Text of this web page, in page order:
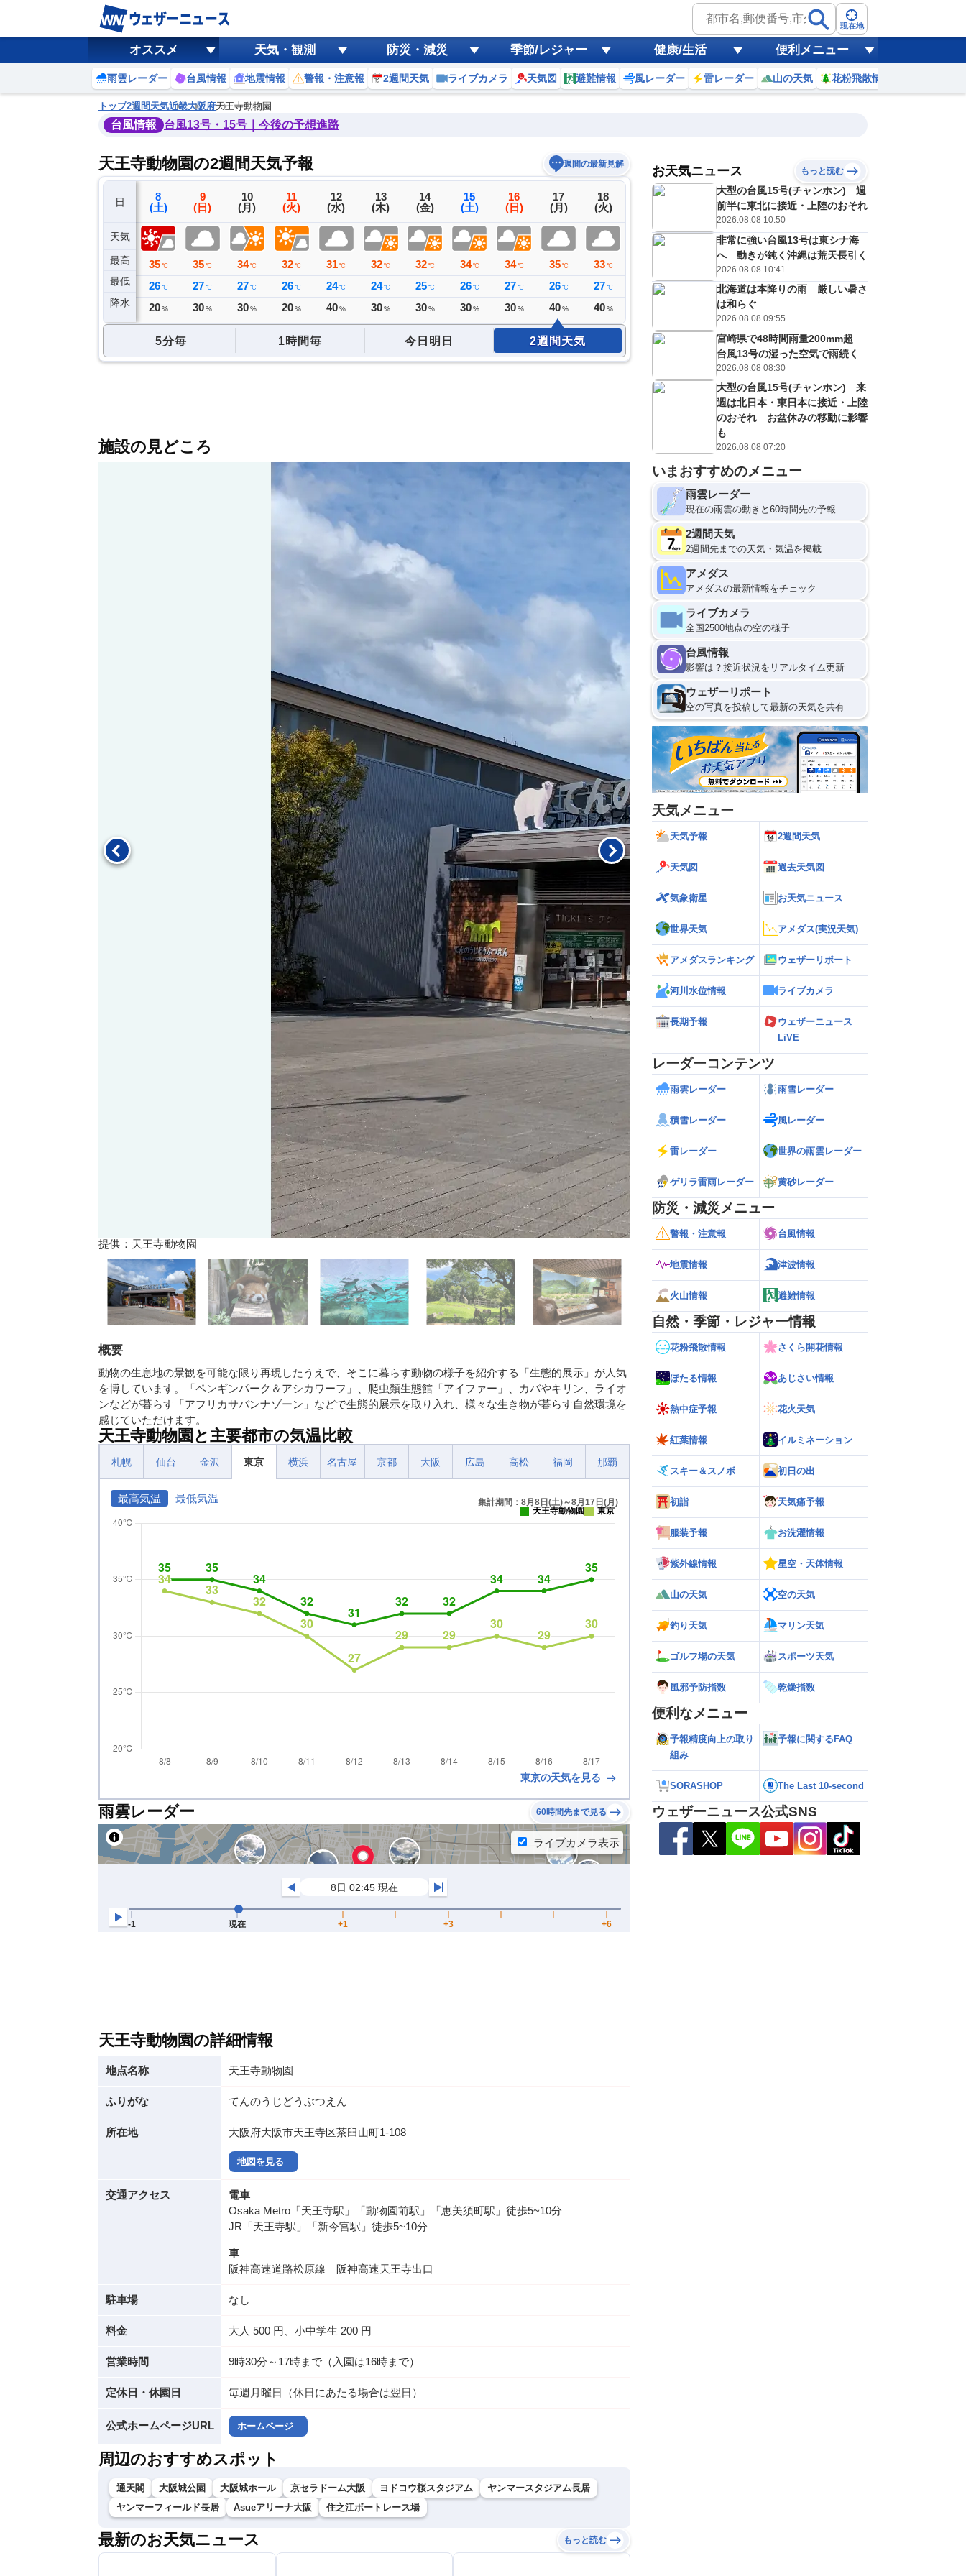
現在地
オススメ 天気・観測 防災・減災 季節/レジャー 健康/生活 便利メニュー
雨雲レーダー 台風情報 地震情報 警報・注意報 2週間天気 ライブカメラ 天気図 避難情報 風レーダー 雷レーダー 山の天気 花粉飛散情報
トップ2週間天気近畿大阪府天王寺動物園
台風情報 台風13号・15号｜今後の予想進路
天王寺動物園の2週間天気予報 週間の最新見解
日
天気
最高
最低
降水
7
(金)
36℃
28℃
ミリ
8
(土)
35 ℃
26 ℃
20 %
9
(日)
35 ℃
27 ℃
30 %
10
(月)
34℃
27 ℃
30 %
11
(火)
32 ℃
26 ℃
20 %
12
(水)
31℃
24℃
40%
13
(木)
32℃
24℃
30%
14
(金)
32℃
25℃
30%
15
(土)
34℃
26℃
30%
16
(日)
34 ℃
27 ℃
30 %
17
(月)
35 ℃
26 ℃
40 %
18
(火)
33 ℃
27 ℃
40 %
19
℃ 28
21
(金)
C
34 ℃
27℃
20%
22
(土)
D
35
27℃
予報の
信頼度
B
C
D
低
？
5分毎 1時間毎 今日明日 2週間天気
施設の見どころ
提供：天王寺動物園
概要
動物の生息地の景観を可能な限り再現したうえで、そこに暮らす動物の様子を紹介する「生態的展示」が人気
を博しています。「ペンギンパーク＆アシカワーフ」、爬虫類生態館「アイファー」、カバやキリン、ライオ
ンなどが暮らす「アフリカサバンナゾーン」などで生態的展示を取り入れ、様々な生き物が暮らす自然環境を
感じていただけます。
天王寺動物園と主要都市の気温比較
札幌 仙台 金沢 東京 横浜 名古屋 京都 大阪 広島 高松 福岡 那覇
最高気温 最低気温
集計期間：8月8日(土)～8月17日(月)
天王寺動物園
東京
東京の天気を見る
雨雲レーダー 60時間先まで見る
天王寺動物園の詳細情報
地点名称 天王寺動物園
ふりがな てんのうじどうぶつえん
所在地 大阪府大阪市天王寺区茶臼山町1-108
地図を見る
交通アクセス
電車
Osaka Metro「天王寺駅」「動物園前駅」「恵美須町駅」徒歩5~10分
JR「天王寺駅」「新今宮駅」徒歩5~10分
車
阪神高速道路松原線 阪神高速天王寺出口
駐車場 なし
料金 大人 500 円、小中学生 200 円
営業時間 9時30分～17時まで（入園は16時まで）
定休日・休園日 毎週月曜日（休日にあたる場合は翌日）
公式ホームページURL ホームページ
周辺のおすすめスポット
通天閣 大阪城公園 大阪城ホール 京セラドーム大阪 ヨドコウ桜スタジアム
ヤンマースタジアム長居
ヤンマーフィールド長居
Asueアリーナ大阪 住之江ボートレース場
最新のお天気ニュース もっと読む
お天気ニュース もっと読む
大型の台風15号(チャンホン) 週
前半に東北に接近・上陸のおそれ
2026.08.08 10:50
非常に強い台風13号は東シナ海
へ 動きが鈍く沖縄は荒天長引く
2026.08.08 10:41
北海道は本降りの雨 厳しい暑さ
は和らぐ
2026.08.08 09:55
宮崎県で48時間雨量200mm超
台風13号の湿った空気で雨続く
2026.08.08 08:30
大型の台風15号(チャンホン) 来
週は北日本・東日本に接近・上陸
のおそれ お盆休みの移動に影響
も
2026.08.08 07:20
いまおすすめのメニュー
雨雲レーダー
現在の雨雲の動きと60時間先の予報
2週間天気
2週間先までの天気・気温を掲載
アメダス
アメダスの最新情報をチェック
ライブカメラ
全国2500地点の空の様子
台風情報
影響は？接近状況をリアルタイム更新
ウェザーリポート
空の写真を投稿して最新の天気を共有
天気メニュー
天気予報 2週間天気
天気図 過去天気図
気象衛星 お天気ニュース
世界天気 アメダス(実況天気)
アメダスランキング ウェザーリポート
河川水位情報 ライブカメラ
長期予報
ウェザーニュース
LiVE
レーダーコンテンツ
雨雲レーダー 雨雪レーダー
積雪レーダー 風レーダー
雷レーダー 世界の雨雲レーダー
ゲリラ雷雨レーダー 黄砂レーダー
防災・減災メニュー
警報・注意報 台風情報
地震情報 津波情報
火山情報 避難情報
自然・季節・レジャー情報
花粉飛散情報 さくら開花情報
ほたる情報 あじさい情報
熱中症予報 花火天気
紅葉情報 イルミネーション
スキー＆スノボ 初日の出
初詣 天気痛予報
服装予報 お洗濯情報
紫外線情報 星空・天体情報
山の天気 空の天気
釣り天気 マリン天気
ゴルフ場の天気 スポーツ天気
風邪予防指数 乾燥指数
便利なメニュー
予報精度向上の取り
組み
予報に関するFAQ
SORASHOP The Last 10-second
ウェザーニュース公式SNS